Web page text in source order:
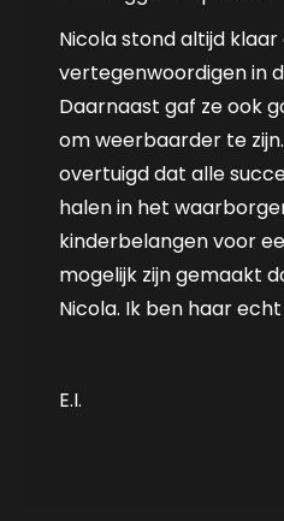
Nicola stond altijd
vertegenwoordigen in
Daarnaast gaf ze ook
om weerbaarder te
overtuigd dat alle
halen in het
kinderbelangen voor
mogelijk zijn gemaakt
Nicola. Ik ben haar
E.I.